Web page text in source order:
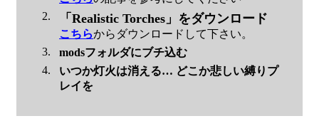
「Realistic Torches」をダウンロード
こちらからダウンロードして下さい。
modsフォルダにブチ込む
いつか灯火は消える… どこか悲しい縛りプ
レイを